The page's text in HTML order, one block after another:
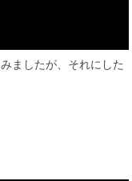
ましたが、それにした